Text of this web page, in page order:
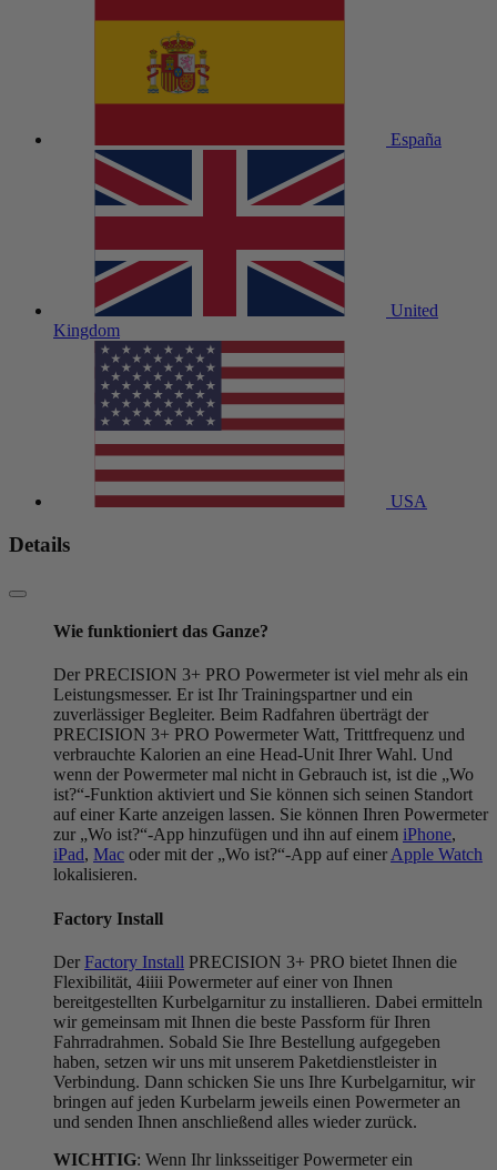
España
United
Kingdom
USA
Details
Wie funktioniert das Ganze?
Der PRECISION 3+ PRO Powermeter ist viel mehr als ein
Leistungsmesser. Er ist Ihr Trainingspartner und ein
zuverlässiger Begleiter. Beim Radfahren überträgt der
PRECISION 3+ PRO Powermeter Watt, Trittfrequenz und
verbrauchte Kalorien an eine Head-Unit Ihrer Wahl. Und
wenn der Powermeter mal nicht in Gebrauch ist, ist die „Wo
ist?“-Funktion aktiviert und Sie können sich seinen Standort
auf einer Karte anzeigen lassen. Sie können Ihren Powermeter
zur „Wo ist?“-App hinzufügen und ihn auf einem iPhone,
iPad, Mac oder mit der „Wo ist?“-App auf einer Apple Watch
lokalisieren.
Factory Install
Der Factory Install PRECISION 3+ PRO bietet Ihnen die
Flexibilität, 4iiii Powermeter auf einer von Ihnen
bereitgestellten Kurbelgarnitur zu installieren. Dabei ermitteln
wir gemeinsam mit Ihnen die beste Passform für Ihren
Fahrradrahmen. Sobald Sie Ihre Bestellung aufgegeben
haben, setzen wir uns mit unserem Paketdienstleister in
Verbindung. Dann schicken Sie uns Ihre Kurbelgarnitur, wir
bringen auf jeden Kurbelarm jeweils einen Powermeter an
und senden Ihnen anschließend alles wieder zurück.
WICHTIG: Wenn Ihr linksseitiger Powermeter ein